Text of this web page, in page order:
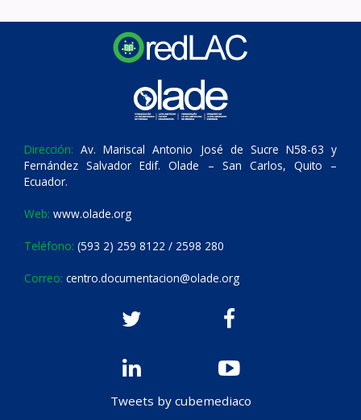
Dirección: Av. Mariscal Antonio José de Sucre N58-63 y
Fernández Salvador Edif. Olade – San Carlos, Quito –
Ecuador.
Web: www.olade.org
Teléfono: (593 2) 259 8122 / 2598 280
Correo: centro.documentacion@olade.org
Tweets by cubemediaco